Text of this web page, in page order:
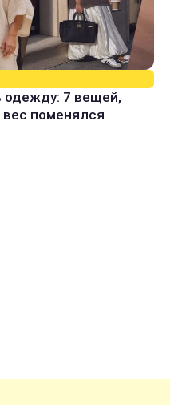
одежду: 7 вещей,
вес поменялся